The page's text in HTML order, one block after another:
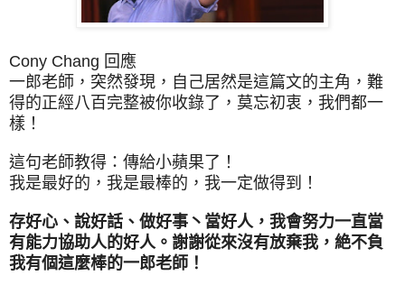
Cony Chang 回應
一郎老師，突然發現，自己居然是這篇文的主角，難
得的正經八百完整被你收錄了，莫忘初衷，我們都一
樣！
這句老師教得：傳給小蘋果了！
我是最好的，我是最棒的，我一定做得到！
存好心、說好話、做好事丶當好人，我會努力一直當
有能力協助人的好人。謝謝從來沒有放棄我，絶不負
我有個這麼棒的一郎老師！